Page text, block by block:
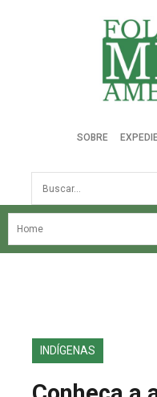
SOBRE
Busca
NOSSA HISTÓRIA
EDIÇÕES ANTERIORES
INDÍGENAS